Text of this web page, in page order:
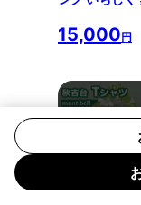
詰め合わせ 山
15,000円
品